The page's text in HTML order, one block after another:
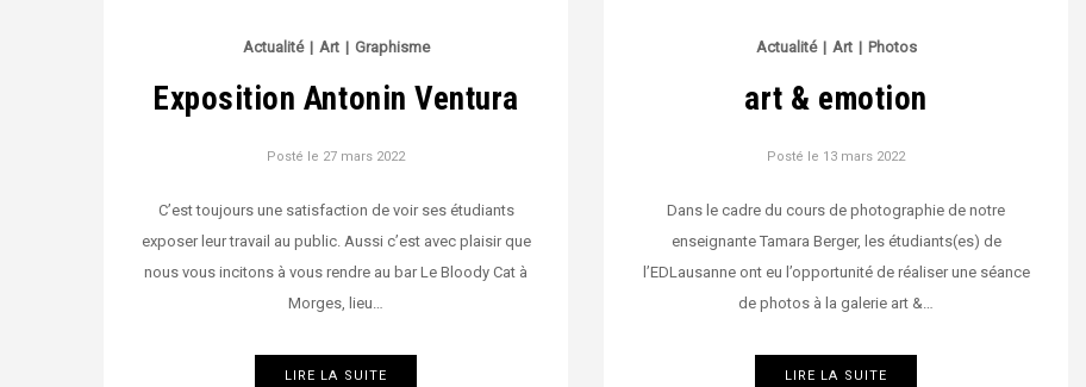
Actualité | Art | Graphisme
Exposition Antonin Ventura
Posté le 27 mars 2022
C’est toujours une satisfaction de voir ses étudiants
exposer leur travail au public. Aussi c’est avec plaisir que
nous vous incitons à vous rendre au bar Le Bloody Cat à
Morges, lieu…
LIRE LA SUITE
Actualité | Art | Photos
art & emotion
Posté le 13 mars 2022
Dans le cadre du cours de photographie de notre
enseignante Tamara Berger, les étudiants(es) de
l’EDLausanne ont eu l’opportunité de réaliser une séance
de photos à la galerie art &…
LIRE LA SUITE